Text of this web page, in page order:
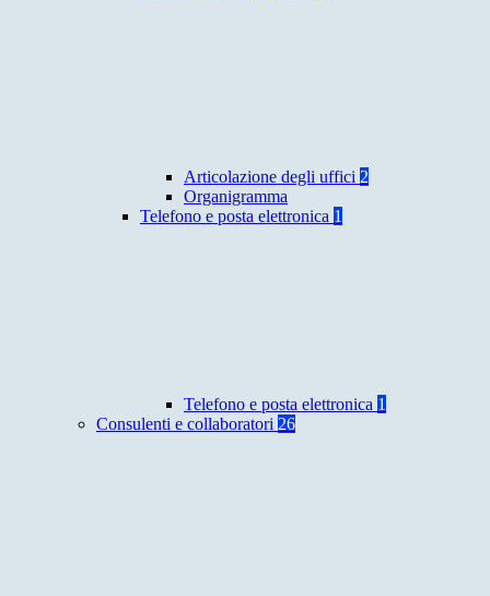
Articolazione degli uffici 2
Organigramma
Telefono e posta elettronica 1
Telefono e posta elettronica 1
Consulenti e collaboratori 26